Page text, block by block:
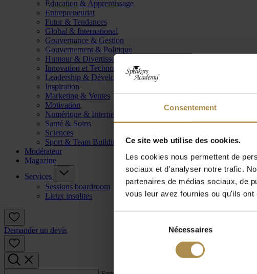
Consentement
Ce site web utilise des cookies.
Les cookies nous permettent de
sociaux et d'analyser notre trafic.
partenaires de médias sociaux, de
vous leur avez fournies ou qu'ils
Nécessaires
Éducation & Apprentissage
Entrepreneuriat
Futur & Tendances
Global & International
Gouvernance & Gestion
Gouvernement & Politique
Humour & Divertissement
Innovation et Technologie
Leadership & Développement
Inspiration
Marketing & Ventes
Motivation
Numérique & Internet
Santé & Soins
Sciences
Sport & Team Building
Modérateur
Magazine
Services
Sessions boardroom
Lieux insolites
Demander un devis